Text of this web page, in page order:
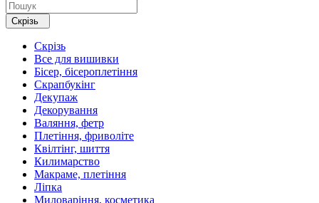
Скрізь
Скрізь
Все для вишивки
Бісер, бісероплетіння
Скрапбукінг
Декупаж
Декорування
Валяння, фетр
Плетіння, фриволіте
Квілтінг, шиття
Килимарство
Макраме, плетіння
Ліпка
Миловаріння, косметика